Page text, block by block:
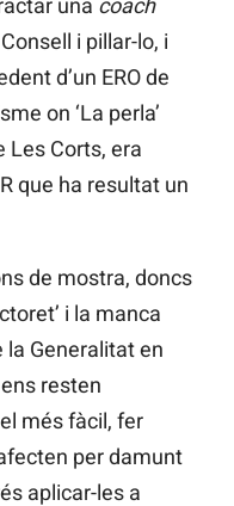
una coach
i pillar-lo, i
d’un ERO de
on ‘La perla’
Les Corts, era
que ha resultat un
de mostra, doncs
i la manca
la Generalitat en
resten
més fàcil, fer
per damunt
aplicar-les a